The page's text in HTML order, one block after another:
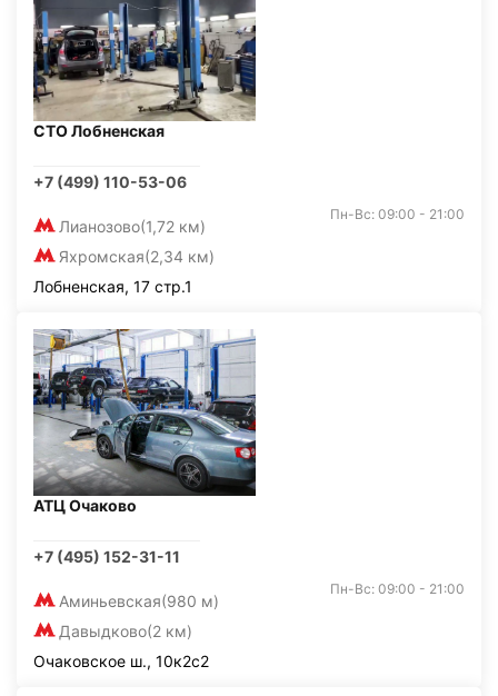
СТО Лобненская
+7 (499) 110-53-06
Лианозово(1,72 км)
Яхромская(2,34 км)
Пн-Вс: 09:00 - 21:00
Лобненская, 17 стр.1
АТЦ Очаково
+7 (495) 152-31-11
Аминьевская(980 м)
Давыдково(2 км)
Пн-Вс: 09:00 - 21:00
Очаковское ш., 10к2с2